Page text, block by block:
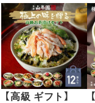
返し 誕生日プレ
ゼント 贈り物 敬
老の日 御中元
【高級 ギフト】